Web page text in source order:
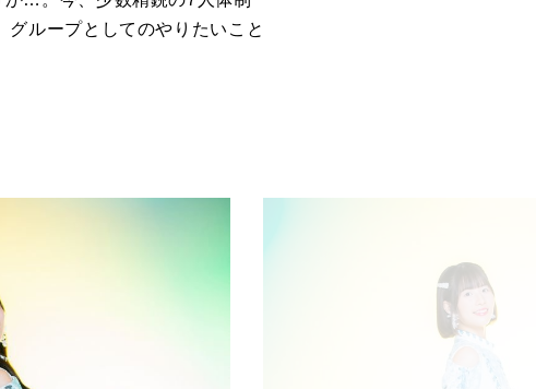
ループとしてのやりたいこと